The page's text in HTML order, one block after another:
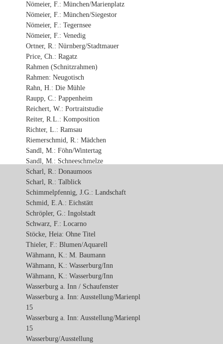
Nömeier, F.: München/Marienplatz
Nömeier, F.: München/Siegestor
Nömeier, F.: Tegernsee
Nömeier, F.: Venedig
Ortner, R.: Nürnberg/Stadtmauer
Price, Ch.: Ragatz
Rahmen (Schnitzrahmen)
Rahmen: Neugotisch
Rahn, H.: Die Mühle
Raupp, C.: Pappenheim
Reichert, W.: Portraitstudie
Reiter, R.L.: Komposition
Richter, L.: Ramsau
Riemerschmid, R.: Mädchen
Sandl, M.: Föhn/Wintertag
Sandl, M.: Schneeschmelze
Scharl, R.: Donaumoos
Scharl, R.: Talblick
Schimmelpfennig, J.G.: Landschaft
Schmid, E.A.: Eichstätt
Schröpler, G.: Ingolstadt
Schwarz, F.: Locarno
Stöcke, Heia: Ohne Titel
Thieler, F.: Blumen/Aquarell
Wähmann, K.: M. Baumann
Wähmann, K.: Wasserburg/Inn
Wähmann, K.: Wasserburg/Inn
Wasserburg a. Inn / Schaufenster
Wasserburg a. Inn: Ausstellung/Marienpl
15
Wasserburg a. Inn: Ausstellung/Marienpl
15
Wasserburg/Ausstellung